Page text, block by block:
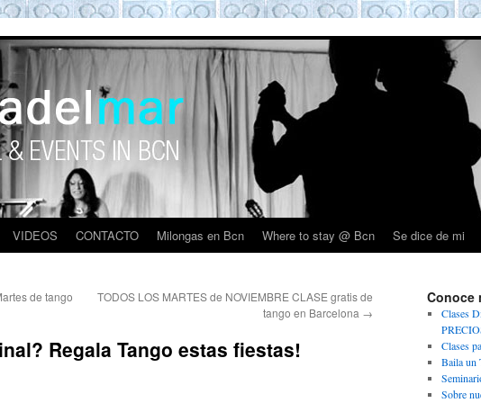
VIDEOS CONTACTO Milongas en Bcn Where to stay @ Bcn Se dice de mi
de tango
TODOS LOS MARTES de NOVIEMBRE CLASE gratis de
tango en Barcelona →
Regala Tango estas fiestas!
Conoce
Clases
Clases
Baila un
Sobre